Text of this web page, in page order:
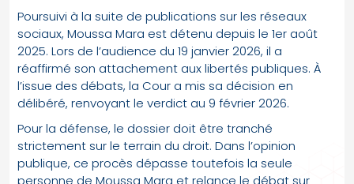
Poursuivi à la suite de publications sur les réseaux
sociaux, Moussa Mara est détenu depuis le 1er août
2025. Lors de l’audience du 19 janvier 2026, il a
réaffirmé son attachement aux libertés publiques. À
l’issue des débats, la Cour a mis sa décision en
délibéré, renvoyant le verdict au 9 février 2026.
Pour la défense, le dossier doit être tranché
strictement sur le terrain du droit. Dans l’opinion
publique, ce procès dépasse toutefois la seule
personne de Moussa Mara et relance le débat sur